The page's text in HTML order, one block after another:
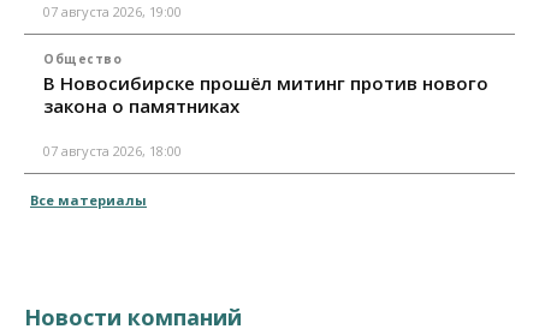
07 августа 2026, 19:00
Общество
В Новосибирске прошёл митинг против нового
закона о памятниках
07 августа 2026, 18:00
Все материалы
Новости компаний